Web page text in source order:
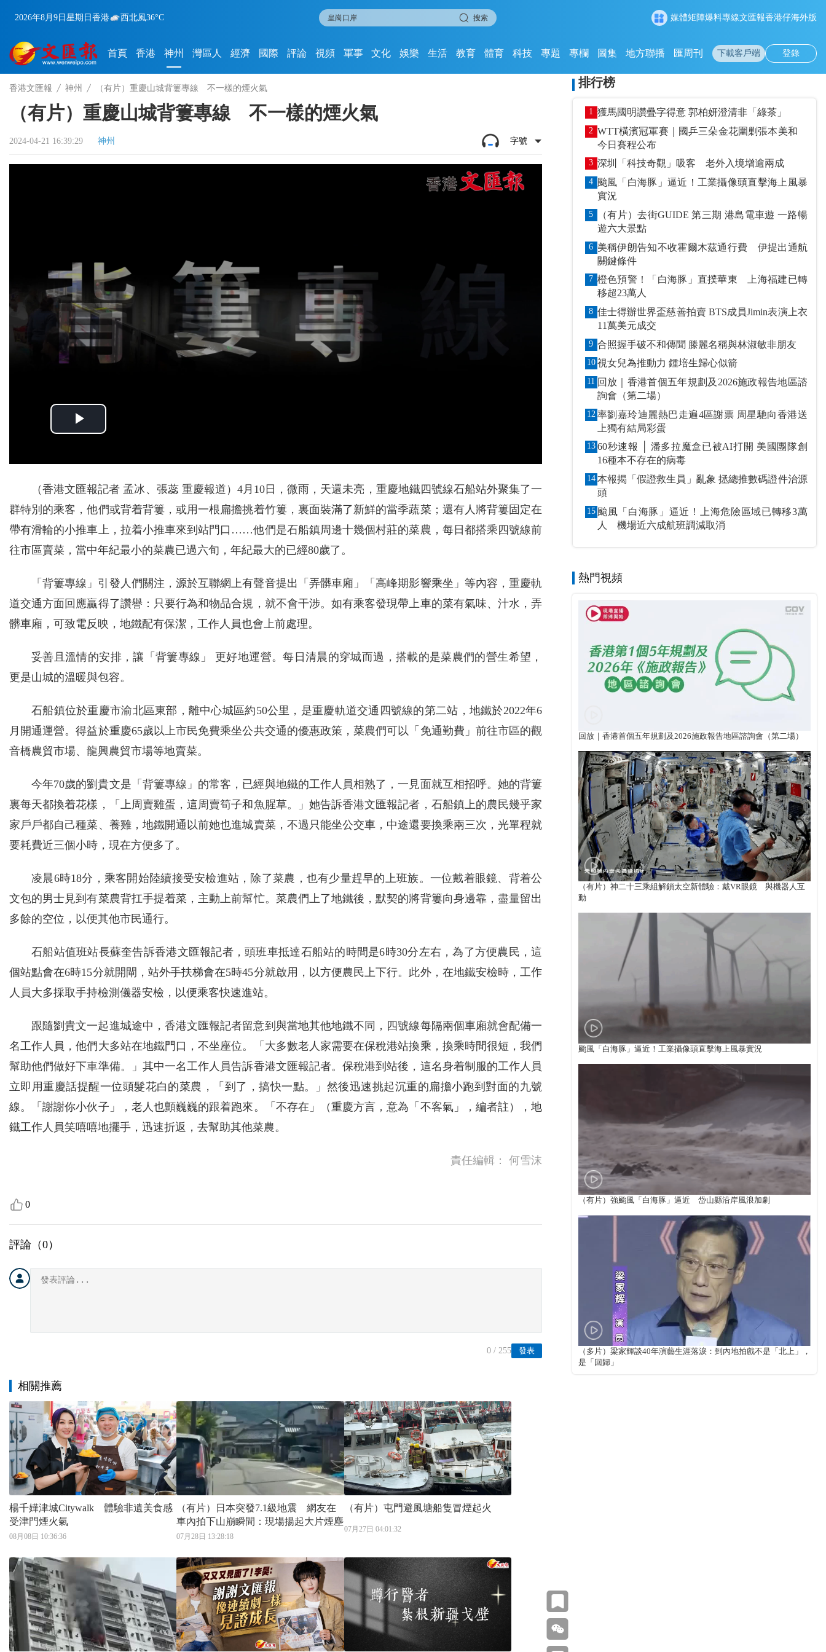
2026年8月9日 星期日 香港 西北風36°C 搜索 媒體矩陣爆料專線文匯報香港仔海外版
首頁 香港 神州 灣區人 經濟 國際 評論 視頻 軍事 文化 娛樂 生活 教育 體育 科技 專題 專欄 圖集 地方聯播 匯周刊 下載客戶端 登錄
香港文匯報 神州 （有片）重慶山城背簍專線 不一樣的煙火氣
（有片）重慶山城背簍專線 不一樣的煙火氣
2024-04-21 16:39:29 神州 字號
（香港文匯報記者 孟冰、張蕊 重慶報道）4月10日，微雨，天還未亮，重慶地鐵四號線石船站外聚集了一
群特別的乘客，他們或背着背簍，或用一根扁擔挑着竹簍，裏面裝滿了新鮮的當季蔬菜；還有人將背簍固定在
帶有滑輪的小推車上，拉着小推車來到站門口……他們是石船鎮周邊十幾個村莊的菜農，每日都搭乘四號線前
往市區賣菜，當中年紀最小的菜農已過六旬，年紀最大的已經80歲了。
「背簍專線」引發人們關注，源於互聯網上有聲音提出「弄髒車廂」「高峰期影響乘坐」等內容，重慶軌
道交通方面回應贏得了讚譽：只要行為和物品合規，就不會干涉。如有乘客發現帶上車的菜有氣味、汁水，弄
髒車廂，可致電反映，地鐵配有保潔，工作人員也會上前處理。
妥善且溫情的安排，讓「背簍專線」 更好地運營。每日清晨的穿城而過，搭載的是菜農們的營生希望，
更是山城的溫暖與包容。
石船鎮位於重慶市渝北區東部，離中心城區約50公里，是重慶軌道交通四號線的第二站，地鐵於2022年6
月開通運營。得益於重慶65歲以上市民免費乘坐公共交通的優惠政策，菜農們可以「免通勤費」前往市區的觀
音橋農貿市場、龍興農貿市場等地賣菜。
今年70歲的劉貴文是「背簍專線」的常客，已經與地鐵的工作人員相熟了，一見面就互相招呼。她的背簍
裏每天都換着花樣，「上周賣雞蛋，這周賣筍子和魚腥草。」她告訴香港文匯報記者，石船鎮上的農民幾乎家
家戶戶都自己種菜、養雞，地鐵開通以前她也進城賣菜，不過只能坐公交車，中途還要換乘兩三次，光單程就
要耗費近三個小時，現在方便多了。
凌晨6時18分，乘客開始陸續接受安檢進站，除了菜農，也有少量趕早的上班族。一位戴着眼鏡、背着公
文包的男士見到有菜農背扛手提着菜，主動上前幫忙。菜農們上了地鐵後，默契的將背簍向身邊靠，盡量留出
多餘的空位，以便其他市民通行。
石船站值班站長蘇奎告訴香港文匯報記者，頭班車抵達石船站的時間是6時30分左右，為了方便農民，這
個站點會在6時15分就開閘，站外手扶梯會在5時45分就啟用，以方便農民上下行。此外，在地鐵安檢時，工作
人員大多採取手持檢測儀器安檢，以便乘客快速進站。
跟隨劉貴文一起進城途中，香港文匯報記者留意到與當地其他地鐵不同，四號線每隔兩個車廂就會配備一
名工作人員，他們大多站在地鐵門口，不坐座位。「大多數老人家需要在保稅港站換乘，換乘時間很短，我們
幫助他們做好下車準備。」其中一名工作人員告訴香港文匯報記者。保稅港到站後，這名身着制服的工作人員
立即用重慶話提醒一位頭髮花白的菜農，「到了，搞快一點。」然後迅速挑起沉重的扁擔小跑到對面的九號
線。「謝謝你小伙子」，老人也顫巍巍的跟着跑來。「不存在」（重慶方言，意為「不客氣」，編者註），地
鐵工作人員笑嘻嘻地擺手，迅速折返，去幫助其他菜農。
責任編輯： 何雪沫
0
評論（0）
發表
0 / 255
相關推薦
楊千嬅津城Citywalk 體驗非遺美食感
受津門煙火氣
08月08日 10:36:36
（有片）日本突發7.1級地震 網友在
車內拍下山崩瞬間：現場揚起大片煙塵
07月28日 13:28:18
（有片）屯門避風塘船隻冒煙起火
07月27日 04:01:32
排行榜
1 獲馬國明讚疊字得意 郭柏妍澄清非「綠茶」
2 WTT橫濱冠軍賽｜國乒三朵金花圍剿張本美和
今日賽程公布
3 深圳「科技奇觀」吸客 老外入境增逾兩成
4 颱風「白海豚」逼近！工業攝像頭直擊海上風暴
實況
5
（有片）去街GUIDE 第三期 港島電車遊 一路暢
遊六大景點
6 美稱伊朗告知不收霍爾木茲通行費 伊提出通航
關鍵條件
7 橙色預警！「白海豚」直撲華東 上海福建已轉
移超23萬人
8 佳士得辦世界盃慈善拍賣 BTS成員Jimin表演上衣
11萬美元成交
9 合照握手破不和傳聞 滕麗名稱與林淑敏非朋友
10 視女兒為推動力 鍾培生歸心似箭
11 回放｜香港首個五年規劃及2026施政報告地區諮
詢會（第二場）
12 率劉嘉玲迪麗熱巴走遍4區謝票 周星馳向香港送
上獨有結局彩蛋
13 60秒速報 │ 潘多拉魔盒已被AI打開 美國團隊創
16種本不存在的病毒
14 本報揭「假證救生員」亂象 拯總推數碼證件治源
頭
15 颱風「白海豚」逼近！上海危險區域已轉移3萬
人 機場近六成航班調減取消
熱門視頻
回放｜香港首個五年規劃及2026施政報告地區諮詢會（第二場）
（有片）神二十三乘組解鎖太空新體驗：戴VR眼鏡 與機器人互
動
颱風「白海豚」逼近！工業攝像頭直擊海上風暴實況
（有片）強颱風「白海豚」逼近 岱山縣沿岸風浪加劇
（多片）梁家輝談40年演藝生涯落淚：到內地拍戲不是「北上」，
是「回歸」